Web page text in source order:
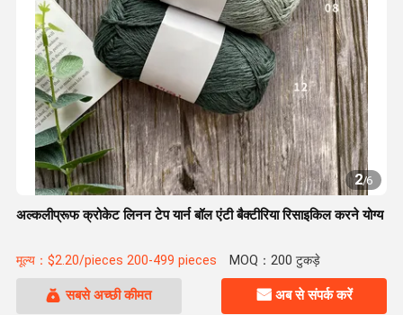
2/6
अल्कलीप्रूफ क्रोकेट लिनन टेप यार्न बॉल एंटी बैक्टीरिया रिसाइकिल करने योग्य
मूल्य：$2.20/pieces 200-499 pieces MOQ：200 टुकड़े
सबसे अच्छी कीमत अब से संपर्क करें